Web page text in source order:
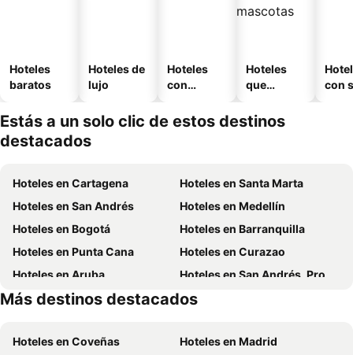
Hoteles
baratos
Hoteles de
lujo
Hoteles
con
Hoteles
que
mascotas
con
Estás a un solo clic de estos destinos
destacados
Hoteles en Cartagena
Hoteles en Santa Marta
Hoteles en San Andrés
Hoteles en Medellín
Hoteles en Bogotá
Hoteles en Barranquilla
Hoteles en Punta Cana
Hoteles en Curazao
Hoteles en Aruba
Hoteles en San Andrés, Providencia and Santa Catalina
Hoteles en República Dominicana
Hoteles en Panamá
Más destinos destacados
Hoteles en Coveñas
Hoteles en Madrid